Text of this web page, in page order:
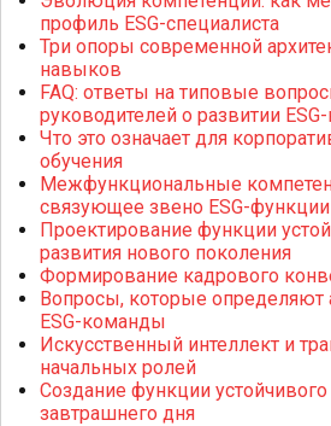
профиль ESG-специалиста
Три опоры современной
навыков
FAQ: ответы на типовые
руководителей о развитии
Что это означает для
обучения
Межфункциональные
связующее звено ESG-функции
Проектирование функции
развития нового поколения
Формирование кадрового
Вопросы, которые определяют
ESG-команды
Искусственный интеллект и
начальных ролей
Создание функции устойчивого
завтрашнего дня